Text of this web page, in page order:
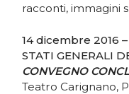
racconti, immagini
14 dicembre 2016
STATI GENERALI
CONVEGNO
Teatro Carignano,